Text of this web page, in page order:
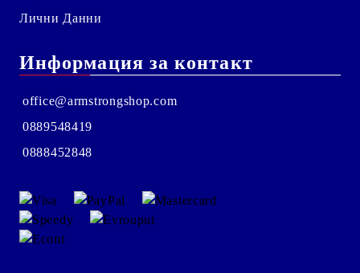
Лични Данни
Информация за контакт
office@armstrongshop.com
0889548419
0888452848